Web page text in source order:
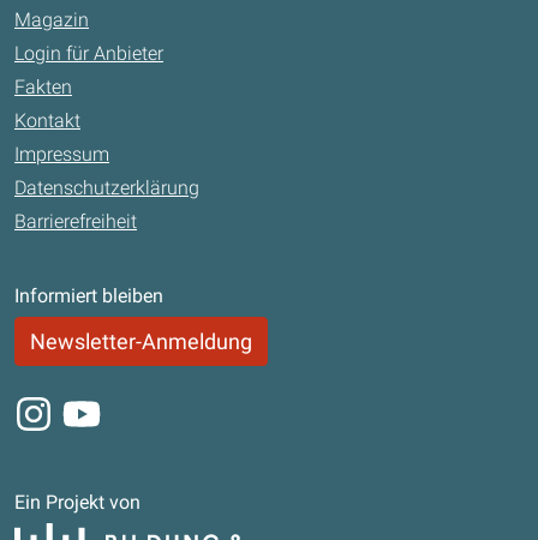
Magazin
Login für Anbieter
Fakten
Kontakt
Impressum
Datenschutzerklärung
Barrierefreiheit
Informiert bleiben
Newsletter-Anmeldung
Instagram
Youtube
Ein Projekt von